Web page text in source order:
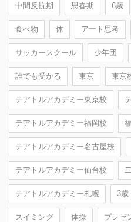
中間反抗期 思春期 6歳
食べ物 体 アート思考
サッカースクール 少年団
誰でも受かる 東京 東京
テアトルアカデミー東京校
テアトルアカデミー福岡校
テアトルアカデミー名古屋校
テアトルアカデミー仙台校
テアトルアカデミー札幌 3歳
スイミング 体操 プレゼ